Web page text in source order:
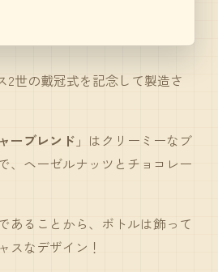
2世の戴冠式を記念して製造さ
ーブレンド 」はクリーミーなブ
、ヘーゼルナッツとチョコレー
あることから、ボトルは飾って
スなデザイン！